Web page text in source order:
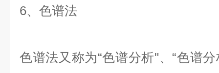
6、色谱法
色谱法又称为“色谱分析"、“色谱